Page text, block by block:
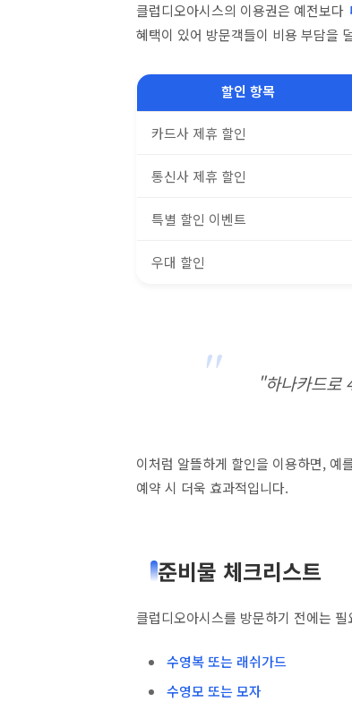
클럽디오아시스의 이용권은 예전보다
혜택이 있어 방문객들이 비용 부담을
할인 항목
카드사 제휴 할인
통신사 제휴 할인
특별 할인 이벤트
우대 할인
"하나카드로
이처럼 알뜰하게 할인을 이용하면, 예
예약 시 더욱 효과적입니다.
준비물 체크리스트
클럽디오아시스를 방문하기 전에는
수영복 또는 래쉬가드
수영모 또는 모자